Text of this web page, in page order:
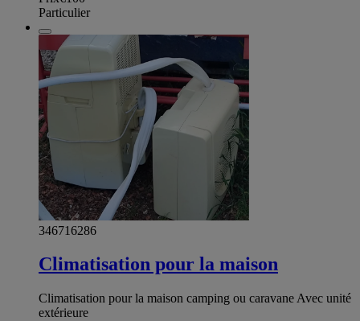
Particulier
346716286
Climatisation pour la maison
Climatisation pour la maison camping ou caravane Avec unité
extérieure